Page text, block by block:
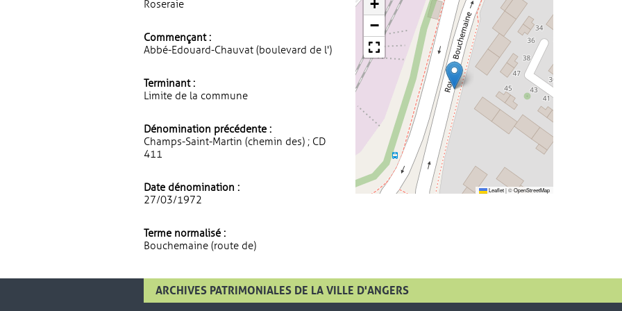
Roseraie
Commençant :
Abbé-Edouard-Chauvat (boulevard de l')
Terminant :
Limite de la commune
Dénomination précédente :
Champs-Saint-Martin (chemin des) ; CD
411
Date dénomination :
27/03/1972
+
−
Leaflet|©OpenStreetMap
Terme normalisé :
Bouchemaine (route de)
ARCHIVES PATRIMONIALES DE LA VILLE D'ANGERS